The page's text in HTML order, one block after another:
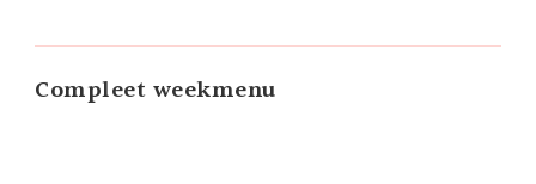
Compleet weekmenu